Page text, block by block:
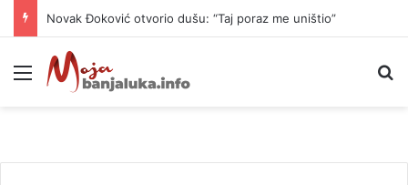
Novak Đoković otvorio dušu: “Taj poraz me uništio”
Meni